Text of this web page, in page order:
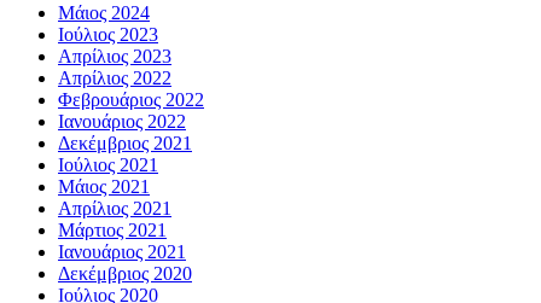
Μάιος 2024
Ιούλιος 2023
Απρίλιος 2023
Απρίλιος 2022
Φεβρουάριος 2022
Ιανουάριος 2022
Δεκέμβριος 2021
Ιούλιος 2021
Μάιος 2021
Απρίλιος 2021
Μάρτιος 2021
Ιανουάριος 2021
Δεκέμβριος 2020
Ιούλιος 2020